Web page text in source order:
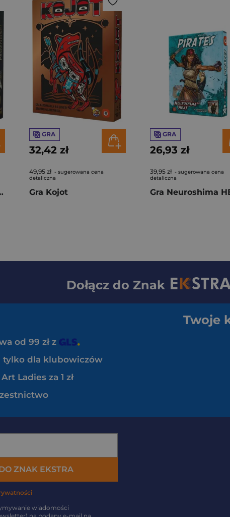
GRA
32,42 zł
49,95 zł - sugerowana cena
detaliczna
Gra Kojot
GRA
26,93 zł
39,95 zł - sugerowana cena
detaliczna
Dołącz do Znak
Twoje
od 99 zł z
tylko dla klubowiczów
Ladies za 1 zł
ZNAK EKSTRA
wiadomości